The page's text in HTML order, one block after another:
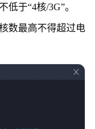
于“4核/3G”。
数最高不得超过电